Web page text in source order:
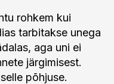
rohkem kui
tarbitakse unega
aga uni ei
järgimisest.
põhjuse.